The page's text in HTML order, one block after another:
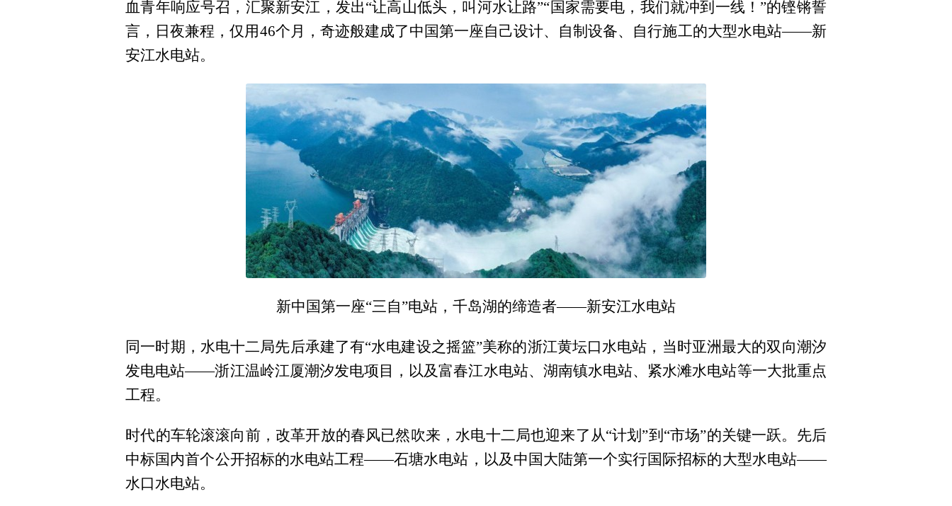
血青年响应号召，汇聚新安江，发出“让高山低头，叫河水让路”“国家需要电，我们就冲到一线！”的铿锵誓
言，日夜兼程，仅用46个月，奇迹般建成了中国第一座自己设计、自制设备、自行施工的大型水电站——新
安江水电站。
新中国第一座“三自”电站，千岛湖的缔造者——新安江水电站
同一时期，水电十二局先后承建了有“水电建设之摇篮”美称的浙江黄坛口水电站，当时亚洲最大的双向潮汐
发电电站——浙江温岭江厦潮汐发电项目，以及富春江水电站、湖南镇水电站、紧水滩水电站等一大批重点
工程。
时代的车轮滚滚向前，改革开放的春风已然吹来，水电十二局也迎来了从“计划”到“市场”的关键一跃。先后
中标国内首个公开招标的水电站工程——石塘水电站，以及中国大陆第一个实行国际招标的大型水电站——
水口水电站。